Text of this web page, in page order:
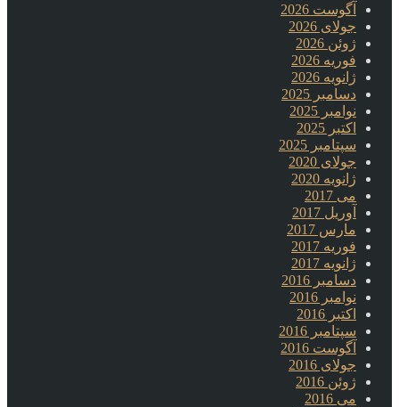
آگوست 2026
جولای 2026
ژوئن 2026
فوریه 2026
ژانویه 2026
دسامبر 2025
نوامبر 2025
اکتبر 2025
سپتامبر 2025
جولای 2020
ژانویه 2020
می 2017
آوریل 2017
مارس 2017
فوریه 2017
ژانویه 2017
دسامبر 2016
نوامبر 2016
اکتبر 2016
سپتامبر 2016
آگوست 2016
جولای 2016
ژوئن 2016
می 2016